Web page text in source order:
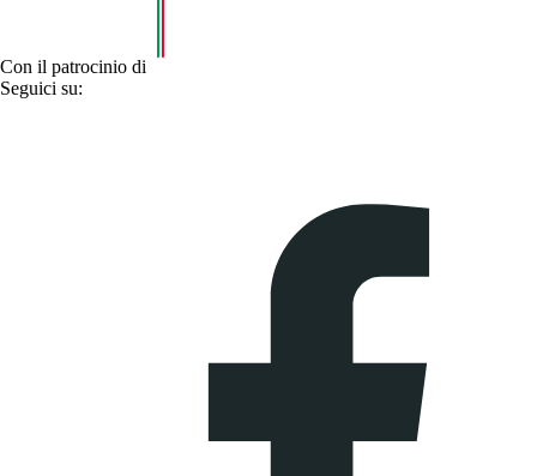
Con il patrocinio di
Seguici su: